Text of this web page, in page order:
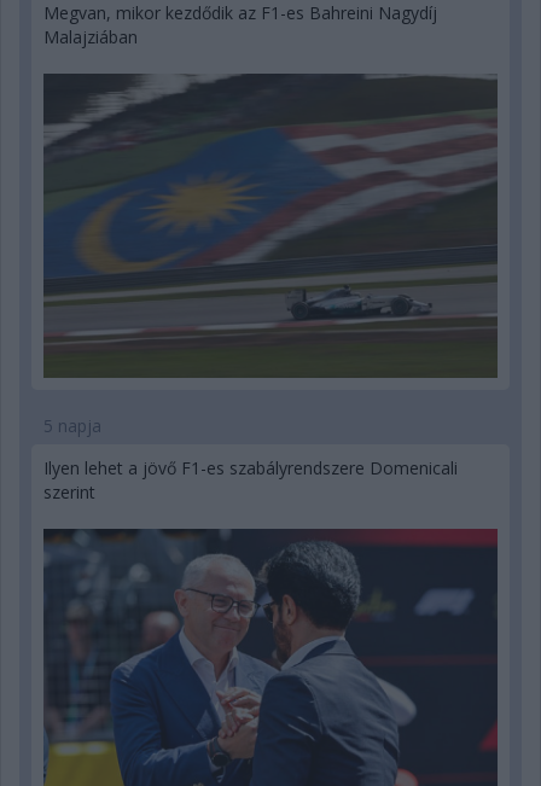
Megvan, mikor kezdődik az F1-es Bahreini Nagydíj
Malajziában
5 napja
Ilyen lehet a jövő F1-es szabályrendszere Domenicali
szerint